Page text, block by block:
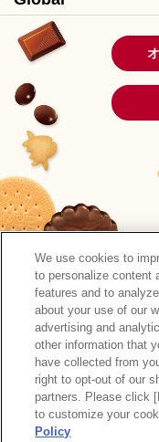
森永製菓
サイトマップ RSS
ウェブアクセ
We use cookies to
to personalize content
features and to
about your use of our
advertising and
other information that
have collected from
right to opt-out of our
partners. Please click
to customize your
Policy